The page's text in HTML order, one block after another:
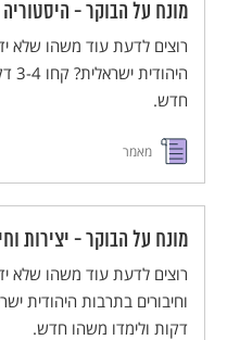
מונח על הבוקר -
רוצים לדעת עוד משהו שלא
חדש.
מאמר
מונח על הבוקר - יצירות
רוצים לדעת עוד משהו שלא
דקות ולימדו משהו חדש.